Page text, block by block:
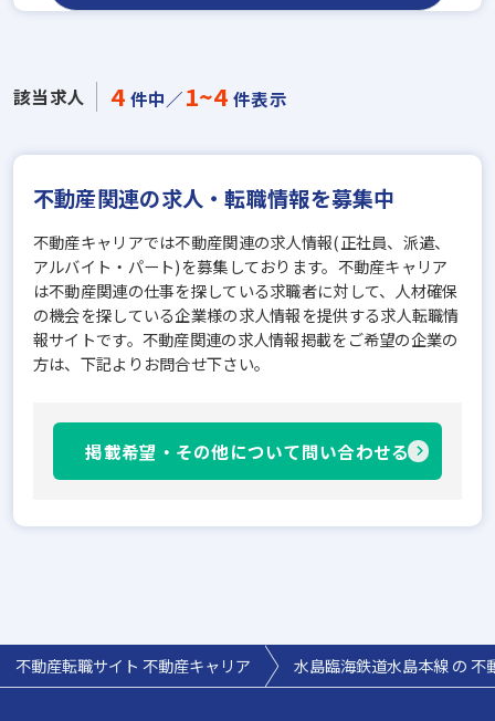
該当求人 4 件中／1~4 件表示
不動産関連の求人・転職情報を募集中
不動産キャリアでは不動産関連の求人情報(正社員、派遣、
アルバイト・パート)を募集しております。不動産キャリア
は不動産関連の仕事を探している求職者に対して、人材確保
の機会を探している企業様の求人情報を提供する求人転職情
報サイトです。不動産関連の求人情報掲載をご希望の企業の
方は、下記よりお問合せ下さい。
掲載希望・その他について問い合わせる
不動産転職サイト 不動産キャリア 水島臨海鉄道水島本線 の 不